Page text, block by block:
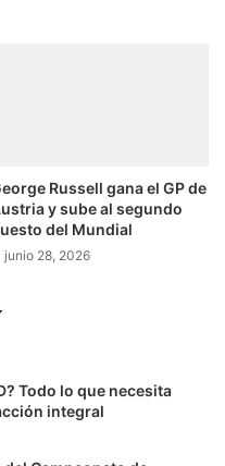
Russell gana el GP de
y sube al segundo
del Mundial
junio 28, 2026
Todo lo que necesita
integral